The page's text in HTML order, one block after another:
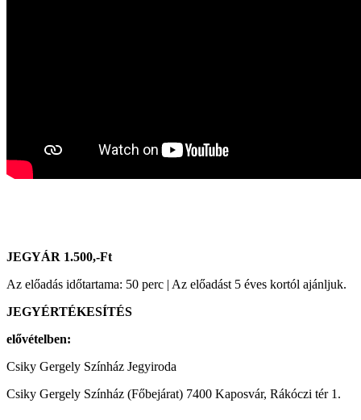
JEGYÁR 1.500,-Ft
Az előadás időtartama: 50 perc | Az előadást 5 éves kortól ajánljuk.
JEGYÉRTÉKESÍTÉS
elővételben:
Csiky Gergely Színház Jegyiroda
Csiky Gergely Színház (Főbejárat) 7400 Kaposvár, Rákóczi tér 1.